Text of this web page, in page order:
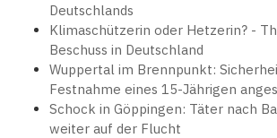
Deutschlands
Klimaschützerin oder Hetzerin? -
Beschuss in Deutschland
Wuppertal im Brennpunkt:
Festnahme eines 15-Jährigen
Schock in Göppingen: Täter nach
weiter auf der Flucht